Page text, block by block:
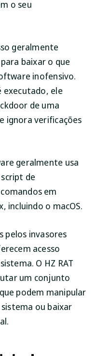
o seu
geralmente
baixar o que
inofensivo.
executado, ele
de uma
ignora verificações
geralmente usa
de
em
incluindo o macOS.
pelos invasores
acesso
O HZ RAT
um conjunto
podem manipular
ou baixar